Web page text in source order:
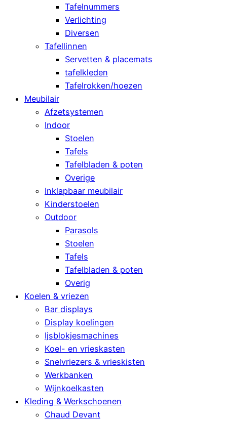
Tafelnummers
Verlichting
Diversen
Tafellinnen
Servetten & placemats
tafelkleden
Tafelrokken/hoezen
Meubilair
Afzetsystemen
Indoor
Stoelen
Tafels
Tafelbladen & poten
Overige
Inklapbaar meubilair
Kinderstoelen
Outdoor
Parasols
Stoelen
Tafels
Tafelbladen & poten
Overig
Koelen & vriezen
Bar displays
Display koelingen
Ijsblokjesmachines
Koel- en vrieskasten
Snelvriezers & vrieskisten
Werkbanken
Wijnkoelkasten
Kleding & Werkschoenen
Chaud Devant